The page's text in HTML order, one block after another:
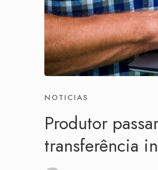
NOTICIAS
Produtor
transferência